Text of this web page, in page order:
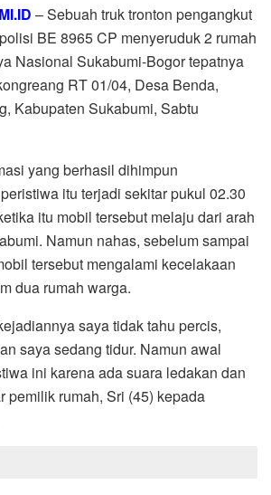
– Sebuah truk tronton pengangkut
BE 8965 CP menyeruduk 2 rumah
Nasional Sukabumi-Bogor tepatnya
RT 01/04, Desa Benda,
Kabupaten Sukabumi, Sabtu
yang berhasil dihimpun
itu terjadi sekitar pukul 02.30
itu mobil tersebut melaju dari arah
Namun nahas, sebelum sampai
tersebut mengalami kecelakaan
dua rumah warga.
saya tidak tahu percis,
saya sedang tidur. Namun awal
ini karena ada suara ledakan dan
pemilik rumah, Sri (45) kepada